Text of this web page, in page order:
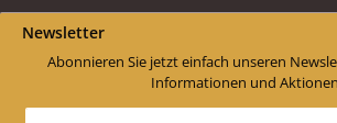
Newsletter
Abonnieren Sie jetzt einfach unseren
Informationen und